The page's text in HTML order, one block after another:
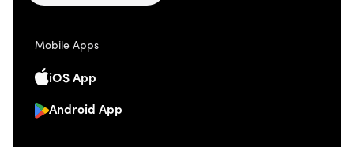
Mobile Apps
iOS App
Android App